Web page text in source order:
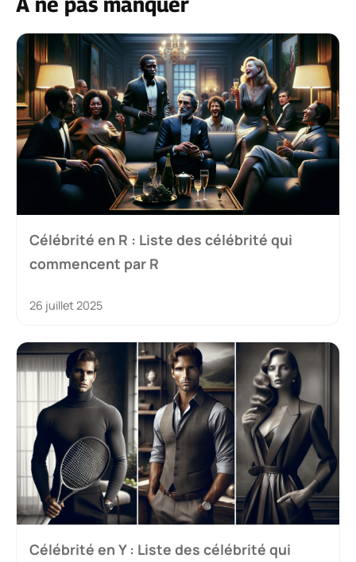
Célébrité en R : Liste des célébrité qui
commencent par R
26 juillet 2025
Célébrité en Y : Liste des célébrité qui